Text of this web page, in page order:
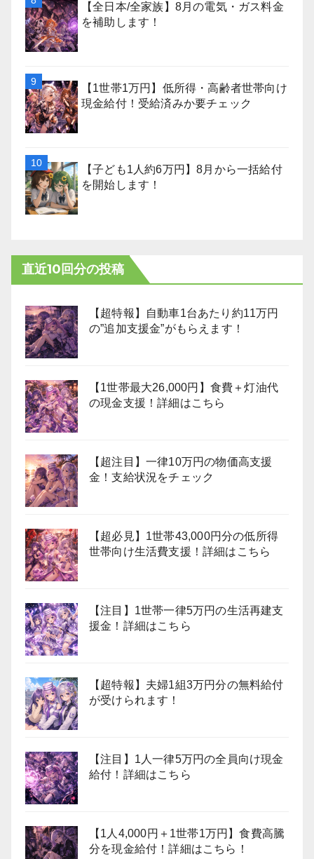
【全日本/全家族】8月の電気・ガス料金
を補助します！
【1世帯1万円】低所得・高齢者世帯向け
現金給付！受給済みか要チェック
【子ども1人約6万円】8月から一括給付
を開始します！
直近10回分の投稿
【超特報】自動車1台あたり約11万円
の”追加支援金”がもらえます！
【1世帯最大26,000円】食費＋灯油代
の現金支援！詳細はこちら
【超注目】一律10万円の物価高支援
金！支給状況をチェック
【超必見】1世帯43,000円分の低所得
世帯向け生活費支援！詳細はこちら
【注目】1世帯一律5万円の生活再建支
援金！詳細はこちら
【超特報】夫婦1組3万円分の無料給付
が受けられます！
【注目】1人一律5万円の全員向け現金
給付！詳細はこちら
【1人4,000円＋1世帯1万円】食費高騰
分を現金給付！詳細はこちら！